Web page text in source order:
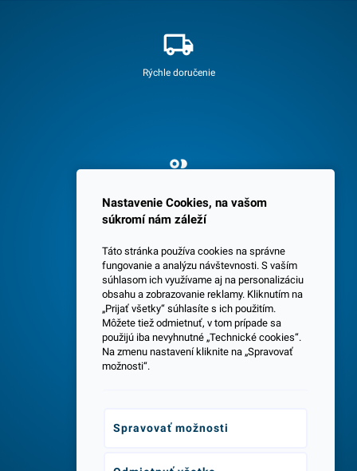
Rýchle doručenie
Spokojných 3600 zákazníkov
Centrála a predajňa v Senci
Nastavenie Cookies, na vašom
súkromí nám záleží
Táto stránka používa cookies na správne
fungovanie a analýzu návštevnosti. S vaším
súhlasom ich využívame aj na personalizáciu
obsahu a zobrazovanie reklamy. Kliknutím na
„Prijať všetky“ súhlasíte s ich použitím.
Môžete tiež odmietnuť, v tom prípade sa
použijú iba nevyhnutné „Technické cookies“.
Na zmenu nastavení kliknite na „Spravovať
možnosti“.
Spravovať možnosti